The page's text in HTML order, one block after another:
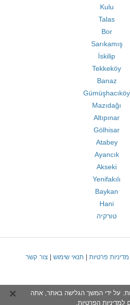
Kulu
Talas
Bor
Sarıkamış
İskilip
Tekkeköy
Banaz
Gümüşhacıköy
Mazıdağı
Altıpınar
Gölhisar
Atabey
Ayancık
Akseki
Yenifakılı
Baykan
Hani
טורקיה
מדיניות פרטיות תנאי שימוש צור קשר
על ידי המשך הגלישה באתר, אתה
למדיניות הפרטיות.